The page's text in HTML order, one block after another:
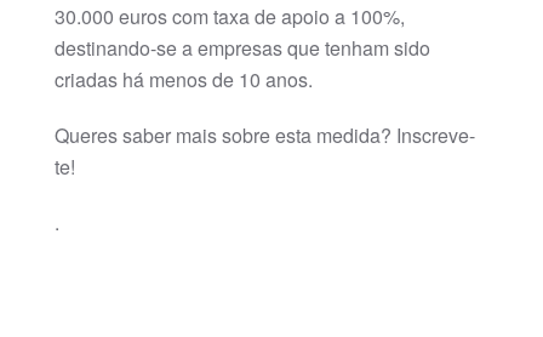
30.000 euros com taxa de apoio a 100%,
destinando-se a empresas que tenham sido
criadas há menos de 10 anos.
Queres saber mais sobre esta medida? Inscreve-
te!
.